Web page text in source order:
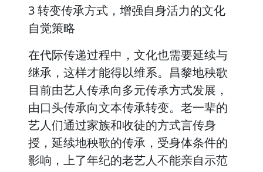
3 转变传承方式，增强自身活力的文化
自觉策略
在代际传递过程中，文化也需要延续与
继承，这样才能得以维系。昌黎地秧歌
目前由艺人传承向多元传承方式发展，
由口头传承向文本传承转变。老一辈的
艺人们通过家族和收徒的方式言传身
授，延续地秧歌的传承，受身体条件的
影响，上了年纪的老艺人不能亲自示范